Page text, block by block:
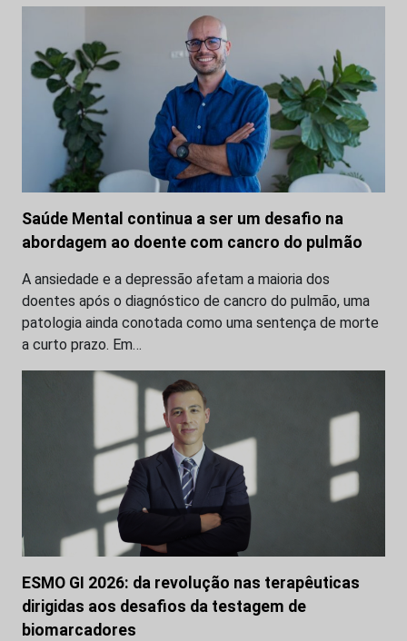
Saúde Mental continua a ser um desafio na
abordagem ao doente com cancro do pulmão
A ansiedade e a depressão afetam a maioria dos
doentes após o diagnóstico de cancro do pulmão, uma
patologia ainda conotada como uma sentença de morte
a curto prazo. Em…
ESMO GI 2026: da revolução nas terapêuticas
dirigidas aos desafios da testagem de
biomarcadores